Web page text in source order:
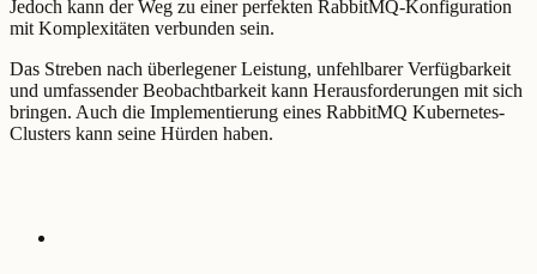
Jedoch kann der Weg zu einer perfekten RabbitMQ-Konfiguration
mit Komplexitäten verbunden sein.
Das Streben nach überlegener Leistung, unfehlbarer Verfügbarkeit
und umfassender Beobachtbarkeit kann Herausforderungen mit sich
bringen. Auch die Implementierung eines RabbitMQ Kubernetes-
Clusters kann seine Hürden haben.